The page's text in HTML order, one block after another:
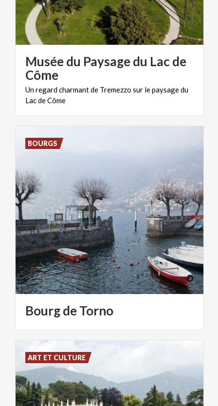
Musée du Paysage du Lac de
Côme
Unregardcharmantde Tremezzo sur lepaysagedu
LacdeCôme
BourgdeTorno
BOURGS
ART ET CULTURE